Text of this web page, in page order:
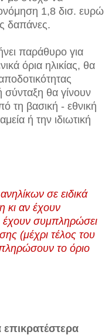
1,8 δισ. ευρώ
δαπάνες.
παράθυρο για
όρια ηλικίας, θα
σύνταξη θα γίνουν
τη βασική - εθνική
ή την ιδιωτική
σε ειδικά
κι αν έχουν
έχουν συμπληρώσει
(μέχρι τέλος του
το όριο
επικρατέστερα